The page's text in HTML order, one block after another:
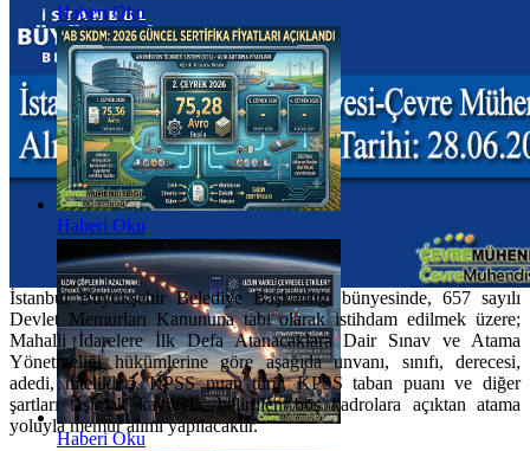
Haberi Oku
Haberi Oku
Haberi Oku
İstanbul Büyükşehir Belediye Başkanlığı bünyesinde, 657 sayılı
Devlet Memurları Kanununa tabi olarak istihdam edilmek üzere;
Mahalli İdarelere İlk Defa Atanacaklara Dair Sınav ve Atama
Yönetmeliği hükümlerine göre aşağıda unvanı, sınıfı, derecesi,
adedi, nitelikleri, KPSS puan türü, KPSS taban puanı ve diğer
şartları taşımak kaydıyla, belirtilen boş kadrolara açıktan atama
yoluyla memur alımı yapılacaktır.